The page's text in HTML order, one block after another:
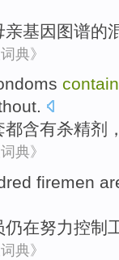
亲基因 图谱的
典》
contain
.
都含有杀精剂
典》
firemen
仍在努力控制
典》